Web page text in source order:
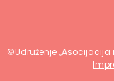
©Udruženje